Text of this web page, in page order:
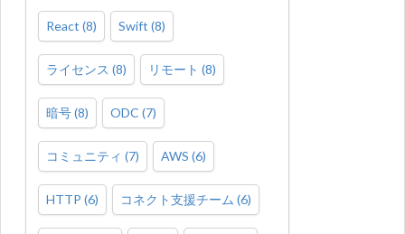
React (8) Swift (8)
ライセンス (8) リモート (8)
暗号(8) ODC (7)
コミュニティ (7) AWS (6)
HTTP (6) コネクト支援チーム (6)